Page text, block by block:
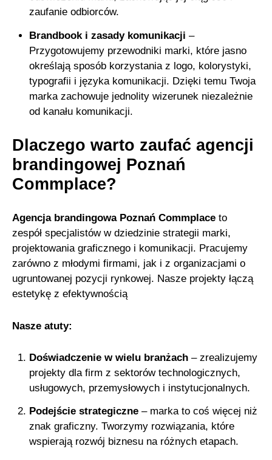
zaufanie odbiorców.
Brandbook i zasady komunikacji –
Przygotowujemy przewodniki marki, które jasno
określają sposób korzystania z logo, kolorystyki,
typografii i języka komunikacji. Dzięki temu Twoja
marka zachowuje jednolity wizerunek niezależnie
od kanału komunikacji.
Dlaczego warto zaufać agencji
brandingowej Poznań
Commplace?
Agencja brandingowa Poznań Commplace to
zespół specjalistów w dziedzinie strategii marki,
projektowania graficznego i komunikacji. Pracujemy
zarówno z młodymi firmami, jak i z organizacjami o
ugruntowanej pozycji rynkowej. Nasze projekty łączą
estetykę z efektywnością
Nasze atuty:
Doświadczenie w wielu branżach– zrealizujemy
projekty dla firm z sektorów technologicznych,
usługowych, przemysłowych i instytucjonalnych.
Podejście strategiczne– marka to coś więcej niż
znak graficzny. Tworzymy rozwiązania, które
wspierają rozwój biznesu na różnych etapach.